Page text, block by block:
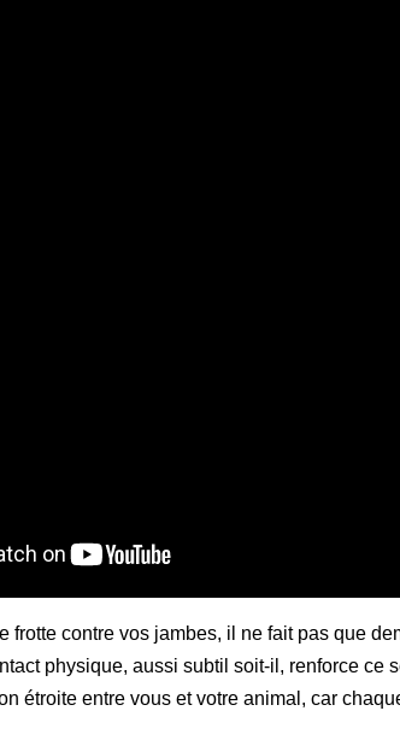
frotte contre vos jambes, il ne fait pas que
physique, aussi subtil soit-il, renforce ce
étroite entre vous et votre animal, car